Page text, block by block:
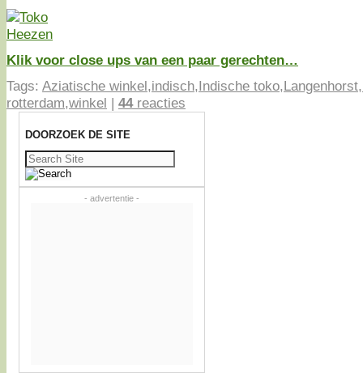
Klik voor close ups van een paar gerechten…
Tags: Aziatische winkel,indisch,Indische toko,Langenhorst,
rotterdam,winkel | 44reacties
DOORZOEK DE SITE
Zoeken
naar:
- advertentie -